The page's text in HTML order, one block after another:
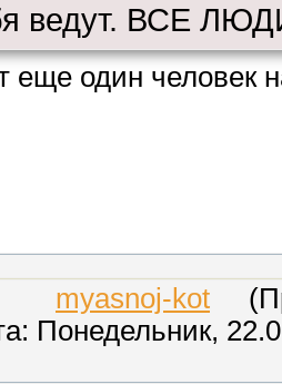
ведут. ВСЕ
еще один
myasnoj-kot
Понедельник,